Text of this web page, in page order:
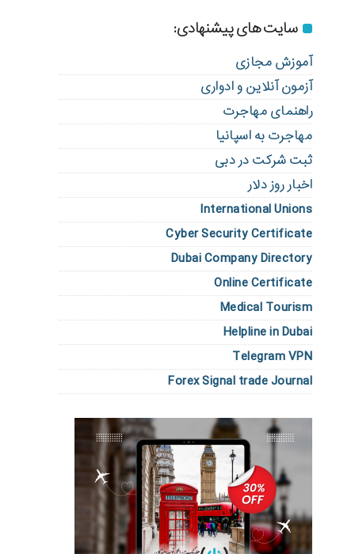
سایت های پیشنهادی:
آموزش مجازی
آزمون آنلاین و ادواری
راهنمای مهاجرت
مهاجرت به اسپانیا
ثبت شرکت در دبی
اخبار روز دلار
International Unions
Cyber Security Certificate
Dubai Company Directory
Online Certificate
Medical Tourism
Helpline in Dubai
Telegram VPN
Forex Signal trade Journal